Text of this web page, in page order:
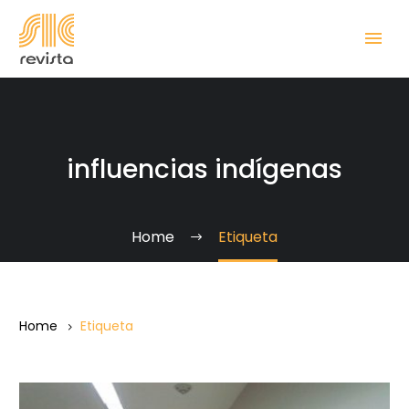
influencias indígenas
Home Etiqueta
Home Etiqueta